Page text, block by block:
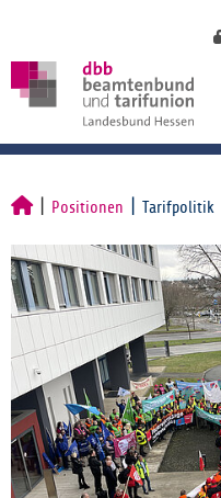
Positionen Tarifpolitik